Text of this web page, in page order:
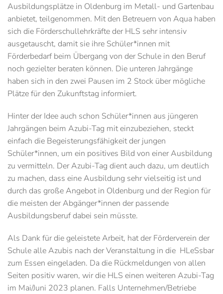
Ausbildungsplätze in Oldenburg im Metall- und Gartenbau
anbietet, teilgenommen. Mit den Betreuern von Aqua haben
sich die Förderschullehrkräfte der HLS sehr intensiv
ausgetauscht, damit sie ihre Schüler*innen mit
Förderbedarf beim Übergang von der Schule in den Beruf
noch gezielter beraten können. Die unteren Jahrgänge
haben sich in den zwei Pausen im 2 Stock über mögliche
Plätze für den Zukunftstag informiert.
Hinter der Idee auch schon Schüler*innen aus jüngeren
Jahrgängen beim Azubi-Tag mit einzubeziehen, steckt
einfach die Begeisterungsfähigkeit der jungen
Schüler*innen, um ein positives Bild von einer Ausbildung
zu vermitteln. Der Azubi-Tag dient auch dazu, um deutlich
zu machen, dass eine Ausbildung sehr vielseitig ist und
durch das große Angebot in Oldenburg und der Region für
die meisten der Abgänger*innen der passende
Ausbildungsberuf dabei sein müsste.
Als Dank für die geleistete Arbeit, hat der Förderverein der
Schule alle Azubis nach der Veranstaltung in die HLeSsbar
zum Essen eingeladen. Da die Rückmeldungen von allen
Seiten positiv waren, wir die HLS einen weiteren Azubi-Tag
im Mai/Juni 2023 planen. Falls Unternehmen/Betriebe